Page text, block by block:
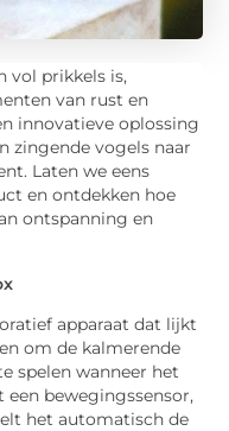
vol prikkels is,
van rust en
innovatieve oplossing
zingende vogels naar
Laten we eens
en ontdekken hoe
ontspanning en
apparaat dat lijkt
om de kalmerende
spelen wanneer het
bewegingssensor,
het automatisch de